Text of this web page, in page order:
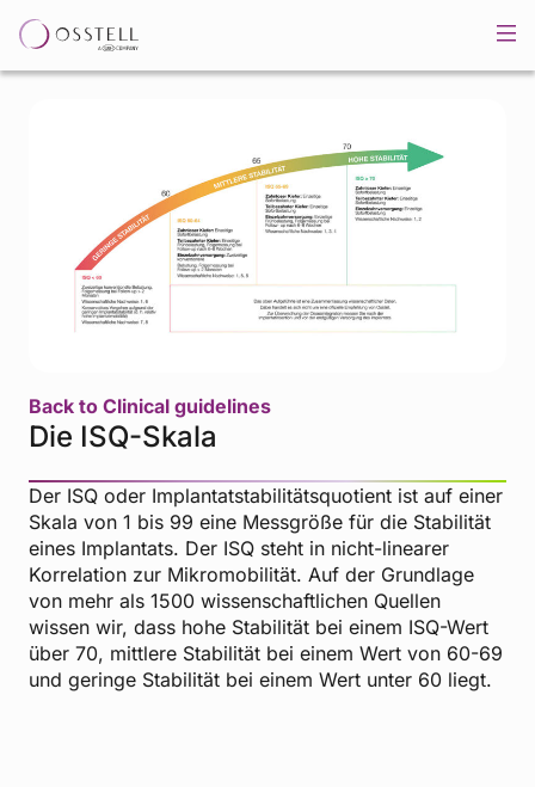
Back to Clinical guidelines
Die ISQ-Skala
Der ISQ oder Implantatstabilitätsquotient ist auf einer
Skala von 1 bis 99 eine Messgröße für die Stabilität
eines Implantats. Der ISQ steht in nicht-linearer
Korrelation zur Mikromobilität. Auf der Grundlage
von mehr als 1500 wissenschaftlichen Quellen
wissen wir, dass hohe Stabilität bei einem ISQ-Wert
über 70, mittlere Stabilität bei einem Wert von 60-69
und geringe Stabilität bei einem Wert unter 60 liegt.